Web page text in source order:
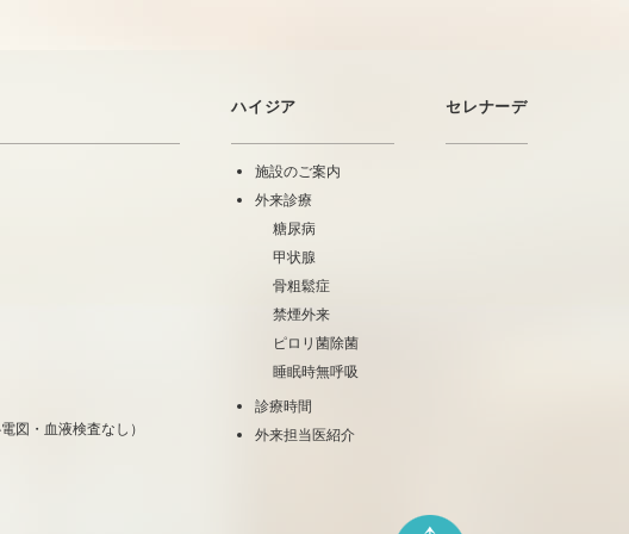
図・血液検査なし）
ハイジア
施設のご案内
外来診療
糖尿病
甲状腺
骨粗鬆症
禁煙外来
ピロリ菌除菌
睡眠時無呼吸
診療時間
外来担当医紹介
セレナーデ